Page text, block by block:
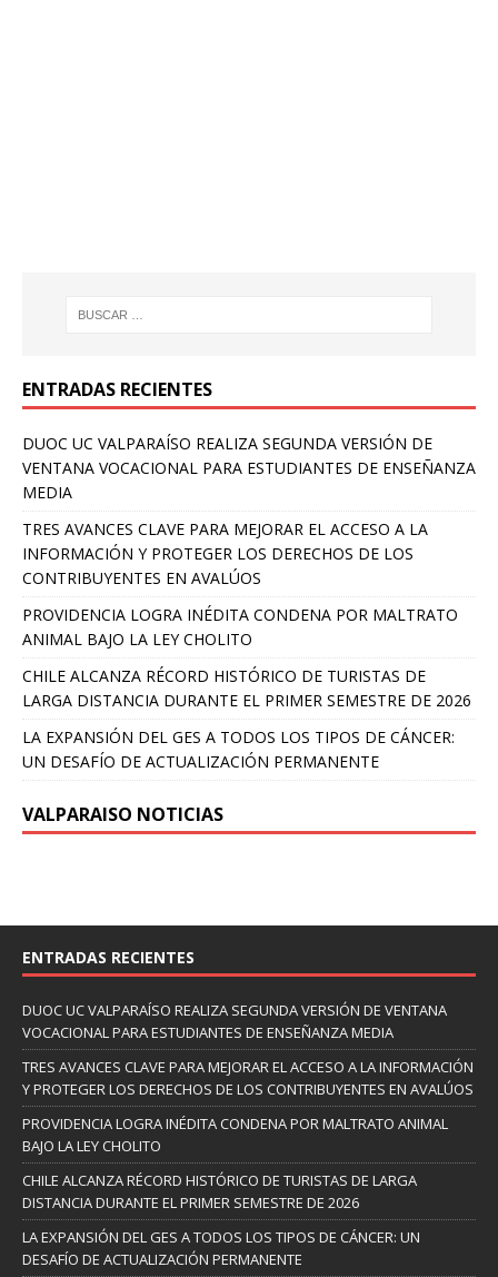
ENTRADAS RECIENTES
DUOC UC VALPARAÍSO REALIZA SEGUNDA VERSIÓN DE
VENTANA VOCACIONAL PARA ESTUDIANTES DE ENSEÑANZA
MEDIA
TRES AVANCES CLAVE PARA MEJORAR EL ACCESO A LA
INFORMACIÓN Y PROTEGER LOS DERECHOS DE LOS
CONTRIBUYENTES EN AVALÚOS
PROVIDENCIA LOGRA INÉDITA CONDENA POR MALTRATO
ANIMAL BAJO LA LEY CHOLITO
CHILE ALCANZA RÉCORD HISTÓRICO DE TURISTAS DE
LARGA DISTANCIA DURANTE EL PRIMER SEMESTRE DE 2026
LA EXPANSIÓN DEL GES A TODOS LOS TIPOS DE CÁNCER:
UN DESAFÍO DE ACTUALIZACIÓN PERMANENTE
VALPARAISO NOTICIAS
ENTRADAS RECIENTES
DUOC UC VALPARAÍSO REALIZA SEGUNDA VERSIÓN DE VENTANA
VOCACIONAL PARA ESTUDIANTES DE ENSEÑANZA MEDIA
TRES AVANCES CLAVE PARA MEJORAR EL ACCESO A LA INFORMACIÓN
Y PROTEGER LOS DERECHOS DE LOS CONTRIBUYENTES EN AVALÚOS
PROVIDENCIA LOGRA INÉDITA CONDENA POR MALTRATO ANIMAL
BAJO LA LEY CHOLITO
CHILE ALCANZA RÉCORD HISTÓRICO DE TURISTAS DE LARGA
DISTANCIA DURANTE EL PRIMER SEMESTRE DE 2026
LA EXPANSIÓN DEL GES A TODOS LOS TIPOS DE CÁNCER: UN
DESAFÍO DE ACTUALIZACIÓN PERMANENTE